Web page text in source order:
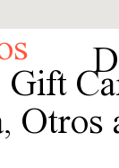
Gift
, Otros